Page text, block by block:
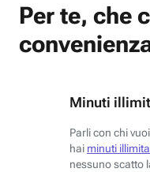
Per te, che
Minuti
Parli con chi
hai minuti
nessuno scatto